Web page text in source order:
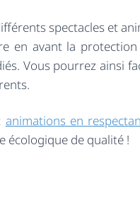
spectacles et
en avant la
Vous pourrez ainsi
animations en
écologique de qualité !